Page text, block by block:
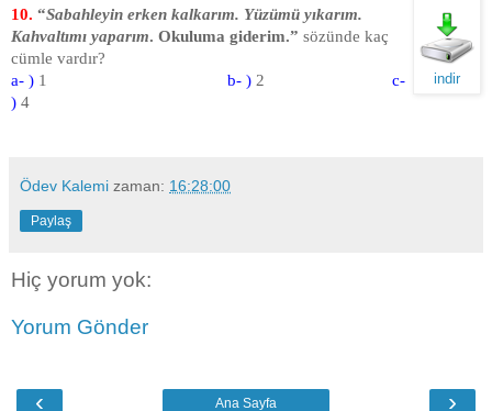
indir
10. “Sabahleyin erken kalkarım. Yüzümü yıkarım.
Kahvaltımı yaparım. Okuluma giderim.” sözünde kaç
cümle vardır?
a- ) 1 b- ) 2 c-
) 4
Ödev Kalemi zaman: 16:28:00
Paylaş
Hiç yorum yok:
Yorum Gönder
‹ ›
Ana Sayfa